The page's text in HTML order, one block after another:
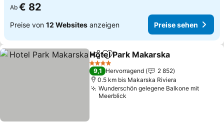
Ab € 82
Preise von 12 Websites anzeigen Preise sehen
TeilenZu Favoriten hinzufügen
Hotel Park Makarska
4 Sterne
9,1 Hervorragend
2 852
0.5 km bis Makarska Riviera
Wunderschön gelegene Balkone mit
Meerblick